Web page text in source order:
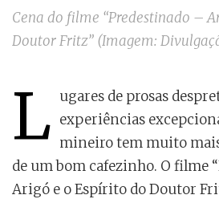
Cena do filme “Predestinado –
Doutor Fritz” (Imagem:
L ugares de prosas
experiências
mineiro tem muito
de um bom cafezinho. O filme
Arigó e o Espírito do Doutor